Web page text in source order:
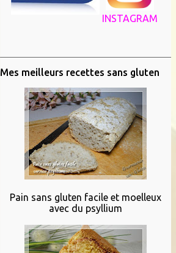
INSTAGRAM
Mes meilleurs recettes sans gluten
Pain sans gluten facile et moelleux
avec du psyllium